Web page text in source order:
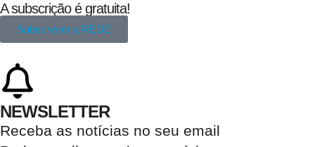
A subscrição é gratuita!
Subscrever a REDE
NEWSLETTER
Receba as notícias no seu email​